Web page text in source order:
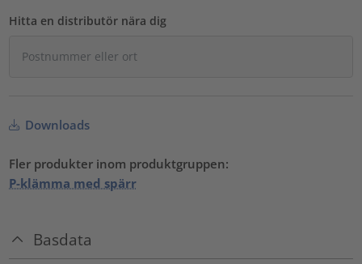
Hitta en distributör nära dig
Downloads
Fler produkter inom produktgruppen:
P-klämma med spärr
Basdata